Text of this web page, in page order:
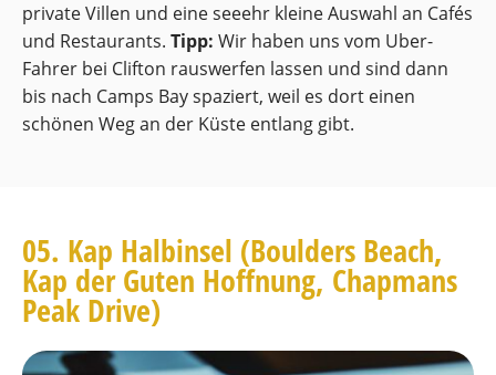
private Villen und eine seeehr kleine Auswahl an Cafés
und Restaurants. Tipp: Wir haben uns vom Uber-
Fahrer bei Clifton rauswerfen lassen und sind dann
bis nach Camps Bay spaziert, weil es dort einen
schönen Weg an der Küste entlang gibt.
05. Kap Halbinsel (Boulders Beach,
Kap der Guten Hoffnung, Chapmans
Peak Drive)